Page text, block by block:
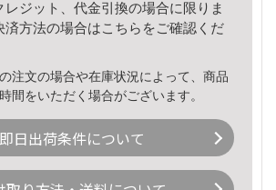
レジット、代金引換の場合に限りま
済方法の場合はこちら をご確認くだ
注文の場合や在庫状況によって、商品
間をいただく場合がございます。
即日出荷条件について